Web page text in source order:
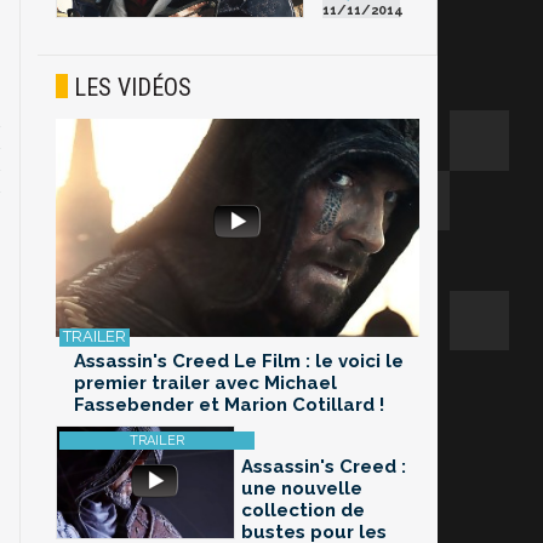
11/11/2014
LES VIDÉOS
Assassin's Creed Le Film : le voici le
premier trailer avec Michael
Fassebender et Marion Cotillard !
Assassin's Creed :
une nouvelle
collection de
bustes pour les